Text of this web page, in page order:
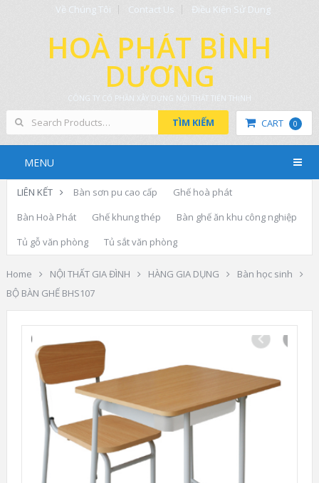
Về Chúng Tôi Contact Us Điều Kiện Sử Dụng
HOÀ PHÁT BÌNH
DƯƠNG
CÔNG TY CỔ PHẦN XÂY DỰNG NỘI THẤT TIẾN THỊNH
CART 0
TÌM KIẾM
MENU
LIÊN KẾT Bàn sơn pu cao cấp
Ghế hoà phát
Bàn Hoà Phát
Ghế khung thép
Bàn ghế ăn khu công nghiệp
Tủ gỗ văn phòng
Tủ sắt văn phòng
Home NỘI THẤT GIA ĐÌNH HÀNG GIA DỤNG
Bàn học sinh
BỘ BÀN GHẾ BHS107